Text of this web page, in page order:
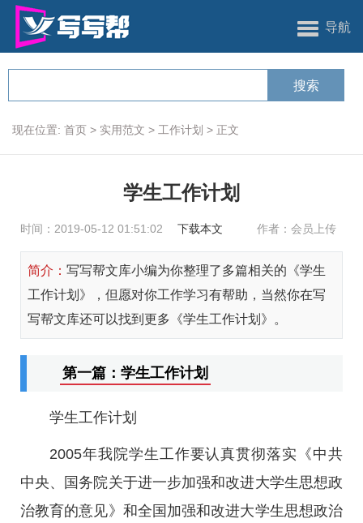
导航
现在位置: 首页 > 实用范文 > 工作计划 > 正文
学生工作计划
时间：2019-05-12 01:51:02 下载本文 作者：会员上传
简介： 写写帮文库小编为你整理了多篇相关的《学生
工作计划》，但愿对你工作学习有帮助，当然你在写
写帮文库还可以找到更多《学生工作计划》。
第一篇：学生工作计划
学生工作计划
2005年我院学生工作要认真贯彻落实《中共
中央、国务院关于进一步加强和改进大学生思想政
治教育的意见》和全国加强和改进大学生思想政治